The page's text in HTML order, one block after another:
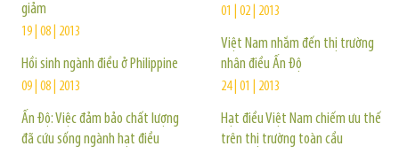
giảm
19 | 08 | 2013
Hồi sinh ngành điều ở Philippine
09 | 08 | 2013
Ấn Độ: Việc đảm bảo chất lượng
đã cứu sống ngành hạt điều
01 | 02 | 2013
Việt Nam nhắm đến thị trường
nhân điều Ấn Độ
24 | 01 | 2013
Hạt điều Việt Nam chiếm ưu thế
trên thị trường toàn cầu